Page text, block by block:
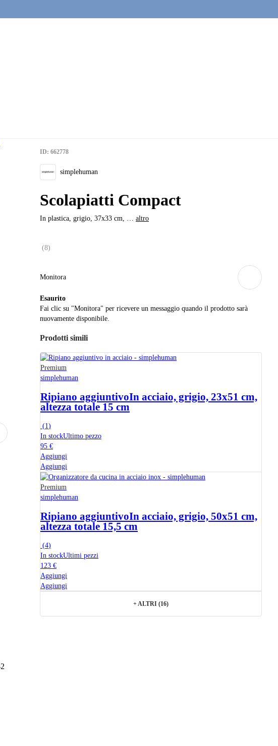
ID: 662778
simplehuman
Scolapiatti Compact
In plastica, grigio, 37x33 cm, … altro
(8)
Monitora
Esaurito
Fai clic su "Monitora" per ricevere un messaggio quando il prodotto sarà
nuovamente disponibile.
Prodotti simili
Premium
simplehuman
Ripiano aggiuntivoIn acciaio, grigio, 23x51 cm,
altezza totale 15 cm
(1)
In stockUltimo pezzo
95 €
Aggiungi
Aggiungi
Premium
simplehuman
Ripiano aggiuntivoIn acciaio, grigio, 50x51 cm,
altezza totale 15,5 cm
(4)
In stockUltimi pezzi
123 €
Aggiungi
Aggiungi
+ ALTRI (16)